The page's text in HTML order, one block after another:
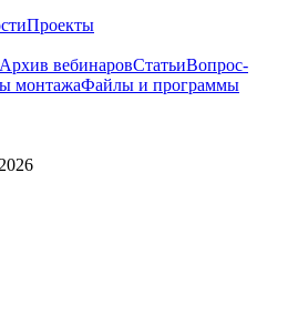
Проекты
Архив вебинаровСтатьиВопрос-
монтажаФайлы и программы